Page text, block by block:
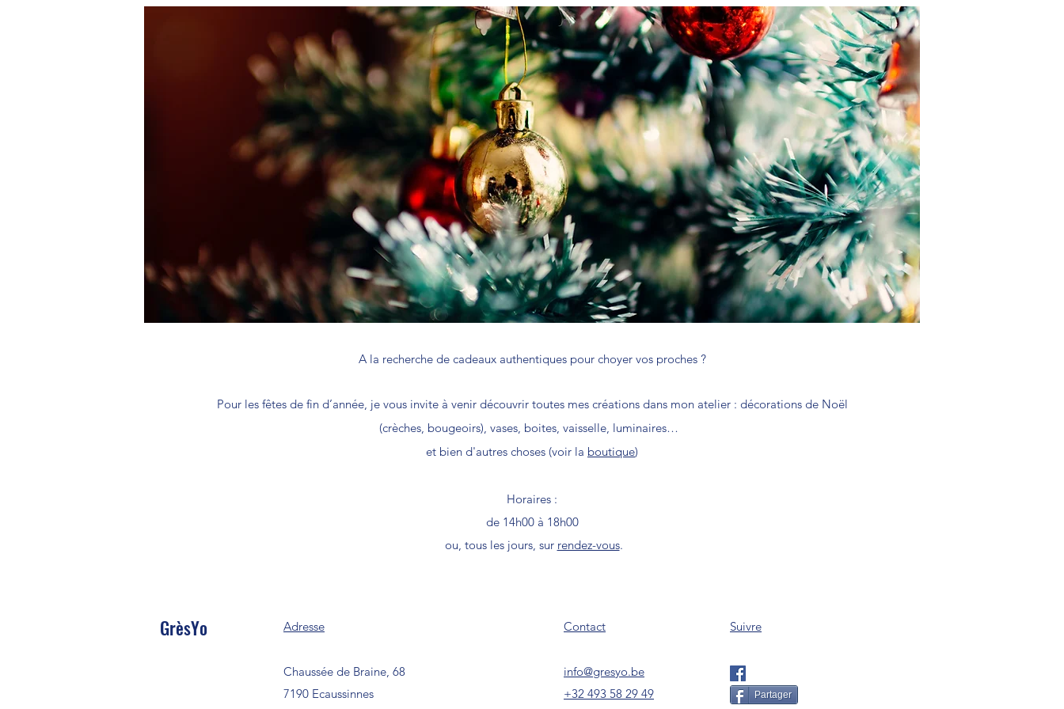
A la recherche de cadeaux authentiques pour choyer vos proches ?
Pour les fêtes de fin d’année, je vous invite à venir découvrir toutes mes créations dans mon atelier : décorations de Noël
(crèches, bougeoirs), vases, boites, vaisselle, luminaires…
et bien d'autres choses (voir la boutique)
Horaires :
de 14h00 à 18h00
ou, tous les jours, sur rendez-vous.
GrèsYo Adresse
Chaussée de Braine, 68
7190 Ecaussinnes
Contact
info@gresyo.be
+32 493 58 29 49
Suivre
Partager